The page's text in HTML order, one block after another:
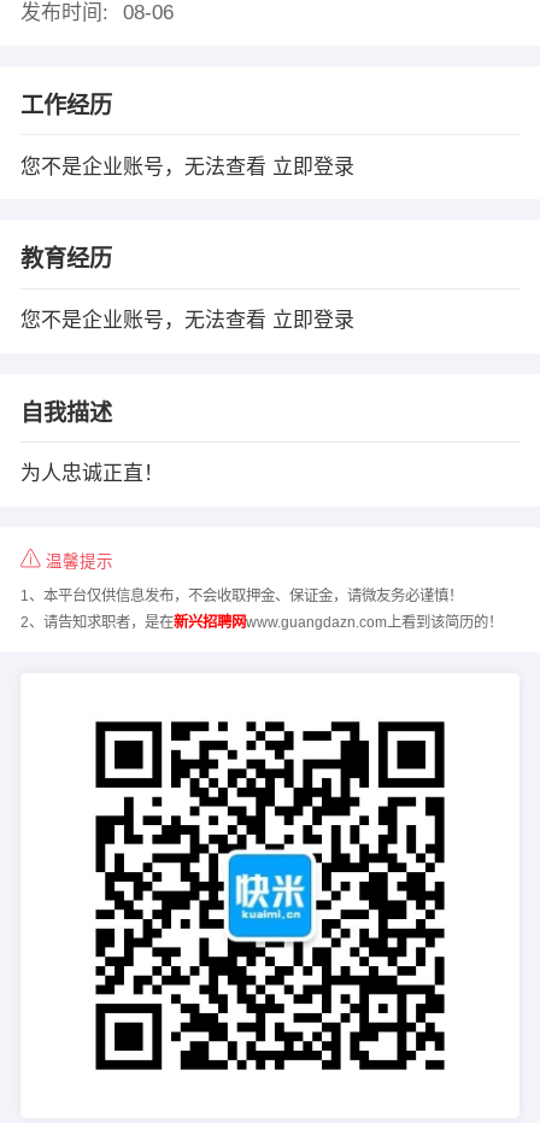
发布时间:
08-06
工作经历
您不是企业账号，无法查看 立即登录
教育经历
您不是企业账号，无法查看 立即登录
自我描述
为人忠诚正直！
温馨提示
1、本平台仅供信息发布，不会收取押金、保证金，请微友务必谨慎！
2、请告知求职者，是在新兴招聘网www.guangdazn.com上看到该简历的！